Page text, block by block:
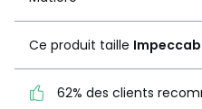
Ce produit taille
62% des clients